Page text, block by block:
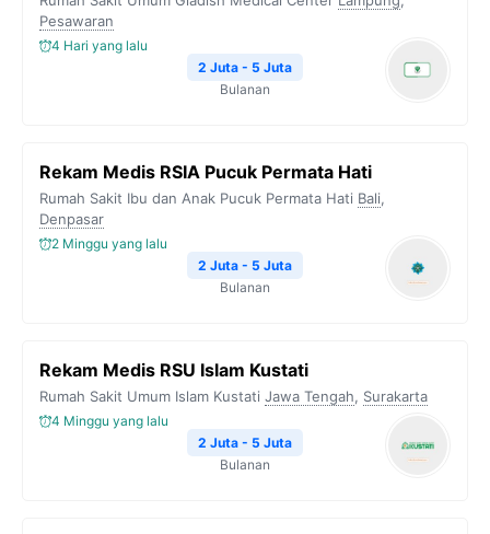
Pesawaran
4 Hari yang lalu
2 Juta - 5 Juta
Bulanan
Rekam Medis RSIA Pucuk Permata Hati
Rumah Sakit Ibu dan Anak Pucuk Permata Hati Bali,
Denpasar
2 Minggu yang lalu
2 Juta - 5 Juta
Bulanan
Rekam Medis RSU Islam Kustati
Rumah Sakit Umum Islam Kustati Jawa Tengah, Surakarta
4 Minggu yang lalu
2 Juta - 5 Juta
Bulanan